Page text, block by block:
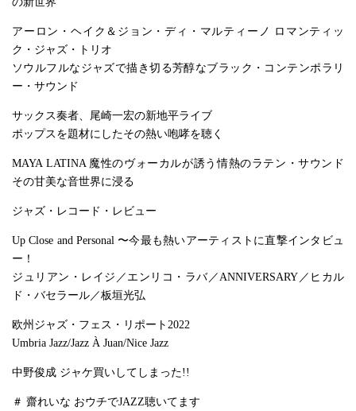
アーロン・ヘイク＆ジョン・ディ・マルティーノ ロマンティッ
ク・ジャズ・トリオ
ソウルフルなジャズで描き切る芳醇なブラック・コンテンポラリ
ー・サウンド
サックス奏者、尾崎一宏の新地平ライブ
ポップスを題材にしたその熱い咆哮を聴く
MAYA LATINA 魔性のヴォーカルが誘う情熱のラテン・サウンド
その甘美な音世界に浸る
ジャズ・レコード・レビュー
Up Close and Personal 〜今最も熱いアーティストに直撃インタビュ
ー！
ジュリアン・レイジ／エンリコ・ラバ／ANNIVERSARY／ヒカル
ド・バセラール／板垣光弘
欧州ジャズ・フェス・リポート2022
Umbria Jazz/Jazz À Juan/Nice Jazz
中野俊成 ジャケ買いしてしまった!!
＃ 齋れいな おウチでJAZZ聴いてます